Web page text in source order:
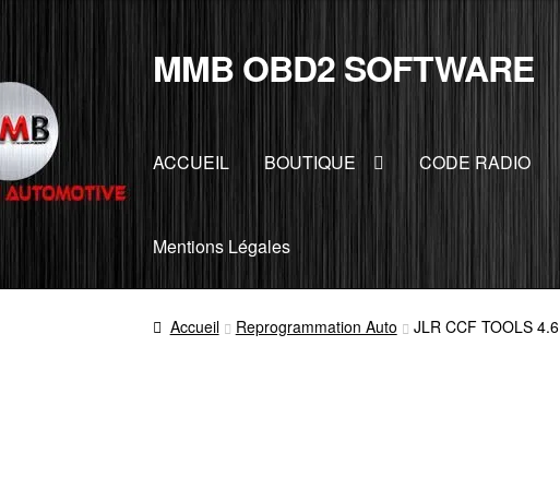
Aller
à
Aller
au
MMB OBD2 SOFTWARE
ACCUEIL BOUTIQUE CODE RADIO
Mentions Légales
Accueil Reprogrammation Auto JLR CCF TOOLS 4.6